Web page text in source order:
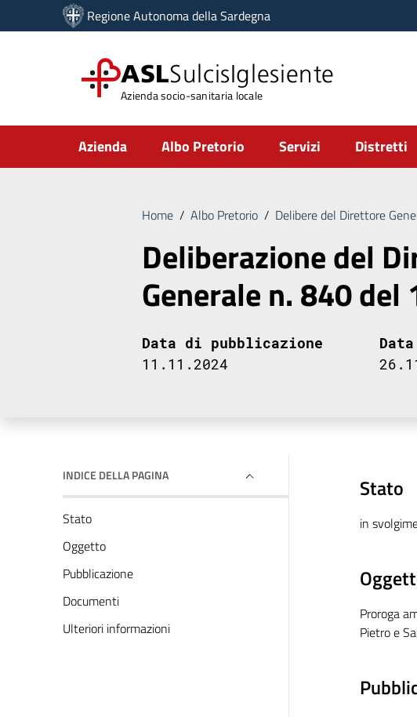
Vai ai contenuti
Vai al menu di navigazione
Regione Autonoma della Sardegna
ASLSulcisIglesiente
Azienda socio-sanitaria locale
Submenu
Azienda Albo Pretorio Servizi Distretti
Home / Albo Pretorio / Delibere del Direttore
Deliberazione del
Generale n. 840
Data di pubblicazione
11.11.2024
INDICE DELLA PAGINA
Stato
Oggetto
Pubblicazione
Documenti
Ulteriori informazioni
Stato
in
Proroga
Pietro e